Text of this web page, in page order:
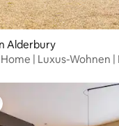
Alderbury
| Luxus-Wohnen